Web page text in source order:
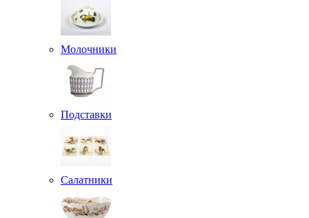
Молочники
Подставки
Салатники